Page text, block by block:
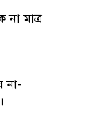
মাত্র
না-